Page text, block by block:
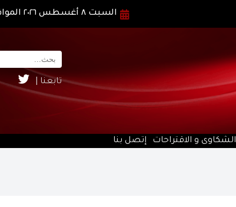
السبت ٨ أغسطس ٢٠٢٦ الموافق ٢٤ صفر ١٤٤٨ هـ
تابعنا |
الشكاوى و الاقتراحات إتصل بنا